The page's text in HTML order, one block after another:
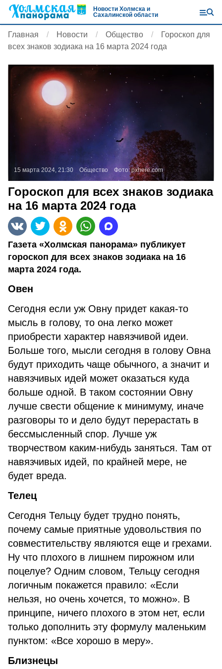
Новости Холмска и
Сахалинской области
Главная Новости Общество
Гороскоп для
всех знаков зодиака на 16 марта 2024 года
15 марта 2024, 21:30 Общество Фото:pxhere.com
Гороскоп для всех знаков зодиака
на 16 марта 2024 года
Газета «Холмская панорама» публикует
гороскоп для всех знаков зодиака на 16
марта 2024 года.
Овен
Сегодня если уж Овну придет какая-то
мысль в голову, то она легко может
приобрести характер навязчивой идеи.
Больше того, мысли сегодня в голову Овна
будут приходить чаще обычного, а значит и
навязчивых идей может оказаться куда
больше одной. В таком состоянии Овну
лучше свести общение к минимуму, иначе
разговоры то и дело будут перерастать в
бессмысленный спор. Лучше уж
творчеством каким-нибудь заняться. Там от
навязчивых идей, по крайней мере, не
будет вреда.
Телец
Сегодня Тельцу будет трудно понять,
почему самые приятные удовольствия по
совместительству являются еще и грехами.
Ну что плохого в лишнем пирожном или
поцелуе? Одним словом, Тельцу сегодня
логичным покажется правило: «Если
нельзя, но очень хочется, то можно». В
принципе, ничего плохого в этом нет, если
только дополнить эту формулу маленьким
пунктом: «Все хорошо в меру».
Близнецы